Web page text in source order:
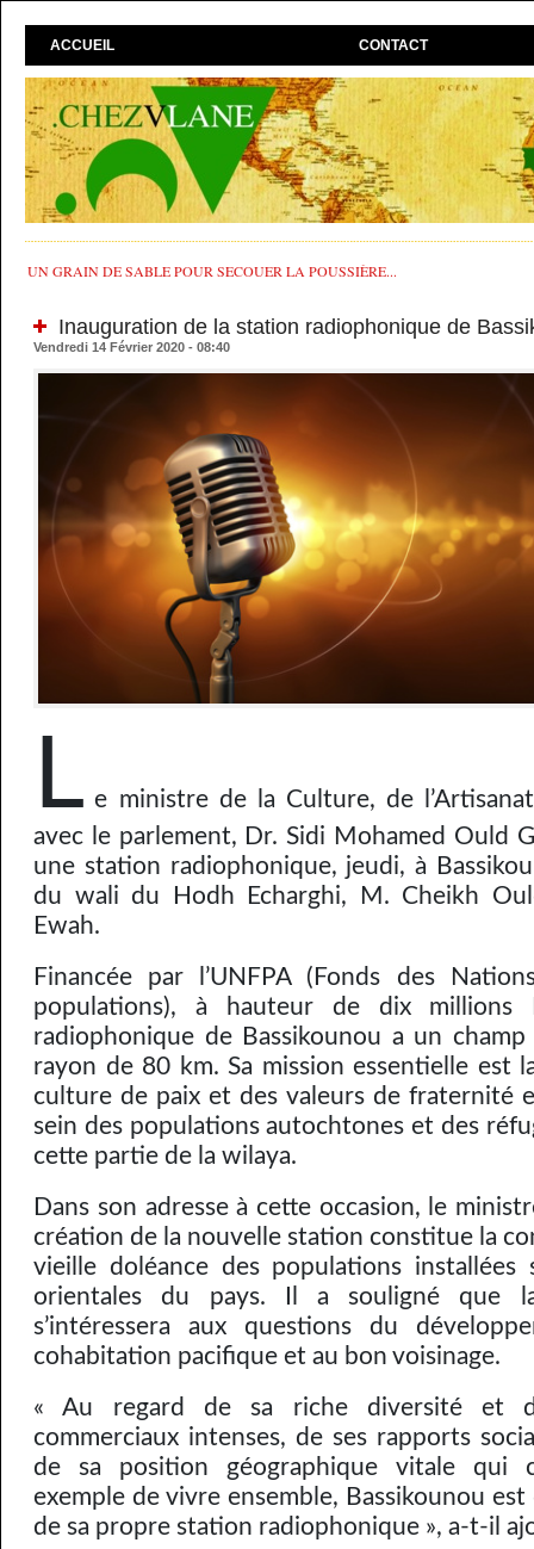
ACCUEIL CONTACT
UN GRAIN DE SABLE POUR SECOUER LA POUSSIÈRE...
Inauguration de la station radiophonique de
Vendredi 14 Février 2020 - 08:40
L e ministre de la Culture, de
avec le parlement, Dr. Sidi Mohamed Ould
une station radiophonique, jeudi, à
du wali du Hodh Echarghi, M. Cheikh
Ewah.
Financée par l’UNFPA (Fonds des
populations), à hauteur de dix millions
radiophonique de Bassikounou a un
rayon de 80 km. Sa mission essentielle est
culture de paix et des valeurs de fraternité
sein des populations autochtones et des
cette partie de la wilaya.
Dans son adresse à cette occasion, le
création de la nouvelle station constitue la
vieille doléance des populations installées
orientales du pays. Il a souligné que
s’intéressera aux questions du
cohabitation pacifique et au bon voisinage.
« Au regard de sa riche diversité et
commerciaux intenses, de ses rapports
de sa position géographique vitale qui
exemple de vivre ensemble, Bassikounou
de sa propre station radiophonique », a-t-il